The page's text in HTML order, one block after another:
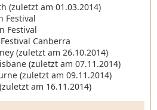
(zuletzt am 01.03.2014)
Festival
Festival
Canberra
(zuletzt am 26.10.2014)
(zuletzt am 07.11.2014)
(zuletzt am 09.11.2014)
am 16.11.2014)